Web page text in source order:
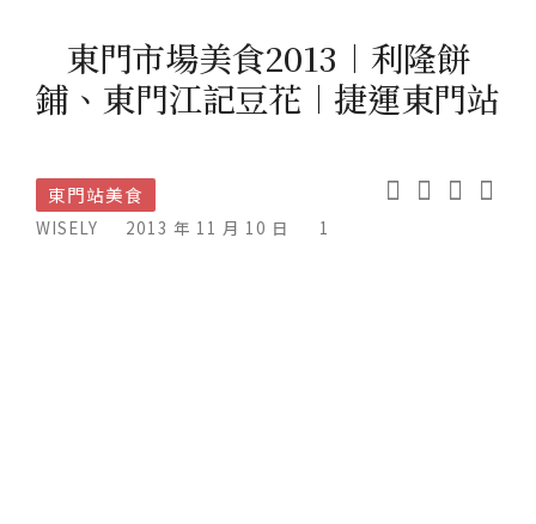
東門市場美食2013︱利隆餅
鋪、東門江記豆花︱捷運東門站
東門站美食
WISELY 2013 年 11 月 10 日 1